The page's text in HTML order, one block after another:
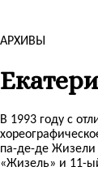
АРХИВЫ
В 1993 году с
па-де-де Жизели
«Жизель» и 11-